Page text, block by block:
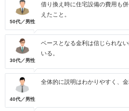
50代／男性
借り換え時に住宅設備の費用も
えたこと。
30代／男性
ベースとなる金利は信じられな
いる。
40代／男性
全体的に説明はわかりやすく、金